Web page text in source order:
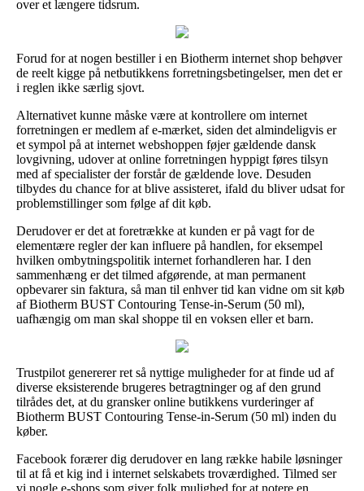
over et længere tidsrum.
Forud for at nogen bestiller i en Biotherm internet shop behøver
de reelt kigge på netbutikkens forretningsbetingelser, men det er
i reglen ikke særlig sjovt.
Alternativet kunne måske være at kontrollere om internet
forretningen er medlem af e-mærket, siden det almindeligvis er
et sympol på at internet webshoppen føjer gældende dansk
lovgivning, udover at online forretningen hyppigt føres tilsyn
med af specialister der forstår de gældende love. Desuden
tilbydes du chance for at blive assisteret, ifald du bliver udsat for
problemstillinger som følge af dit køb.
Derudover er det at foretrække at kunden er på vagt for de
elementære regler der kan influere på handlen, for eksempel
hvilken ombytningspolitik internet forhandleren har. I den
sammenhæng er det tilmed afgørende, at man permanent
opbevarer sin faktura, så man til enhver tid kan vidne om sit køb
af Biotherm BUST Contouring Tense-in-Serum (50 ml),
uafhængig om man skal shoppe til en voksen eller et barn.
Trustpilot genererer ret så nyttige muligheder for at finde ud af
diverse eksisterende brugeres betragtninger og af den grund
tilrådes det, at du gransker online butikkens vurderinger af
Biotherm BUST Contouring Tense-in-Serum (50 ml) inden du
køber.
Facebook forærer dig derudover en lang række habile løsninger
til at få et kig ind i internet selskabets troværdighed. Tilmed ser
vi nogle e-shops som giver folk mulighed for at notere en